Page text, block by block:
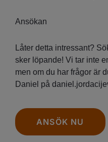
Ansökan
Låter detta intressant?
sker löpande! Vi tar inte
men om du har frågor är
Daniel på
ANSÖK NU